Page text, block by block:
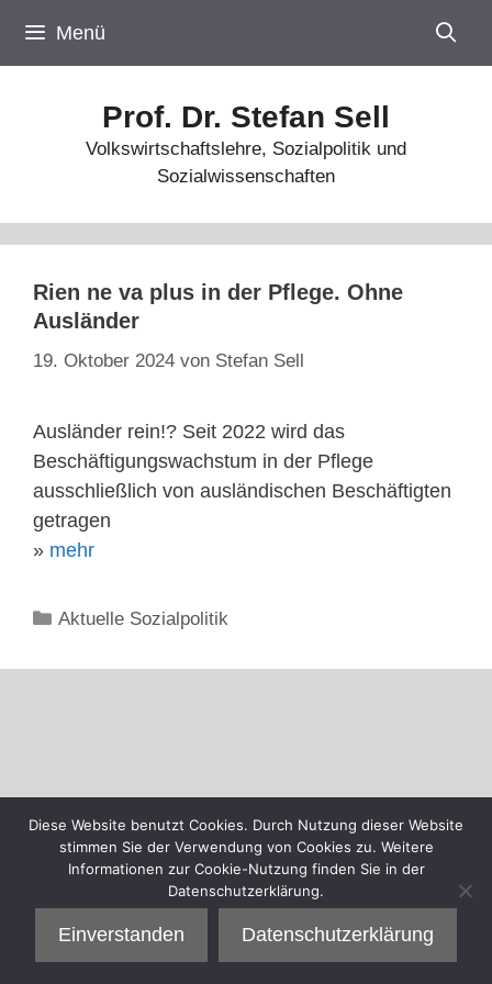
Inhalt
springen
Menü
Prof. Dr. Stefan Sell
Volkswirtschaftslehre, Sozialpolitik und
Sozialwissenschaften
Rien ne va plus in der Pflege. Ohne
Ausländer
19. Oktober 2024 von Stefan Sell
Ausländer rein!? Seit 2022 wird das
Beschäftigungswachstum in der Pflege
ausschließlich von ausländischen Beschäftigten
getragen
» mehr
Kategorien
Aktuelle Sozialpolitik
Diese Website benutzt Cookies. Durch Nutzung dieser Website
stimmen Sie der Verwendung von Cookies zu. Weitere
Informationen zur Cookie-Nutzung finden Sie in der
Datenschutzerklärung.
Einverstanden Datenschutzerklärung